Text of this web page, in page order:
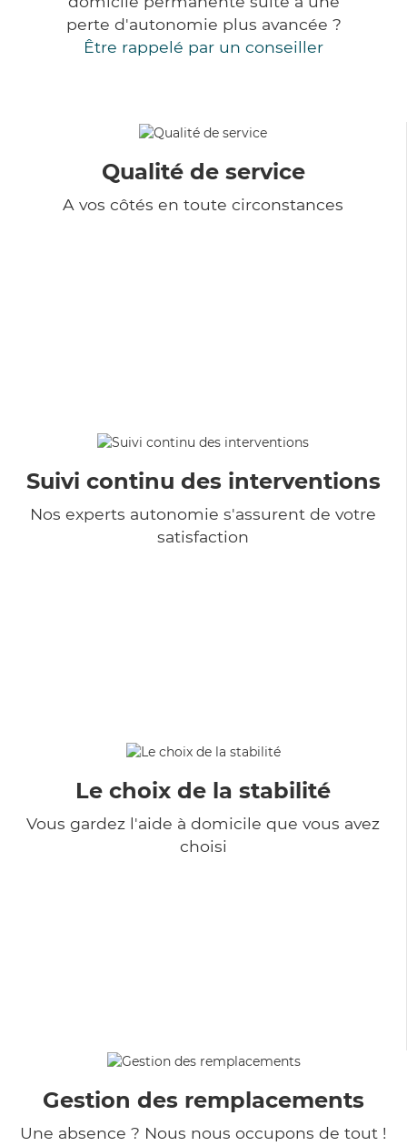
perte d'autonomie plus avancée ?
Être rappelé par un conseiller
Qualité de service
A vos côtés en toute circonstances
Suivi continu des interventions
Nos experts autonomie s'assurent de votre
satisfaction
Le choix de la stabilité
Vous gardez l'aide à domicile que vous avez
choisi
Gestion des remplacements
Une absence ? Nous nous occupons de tout !